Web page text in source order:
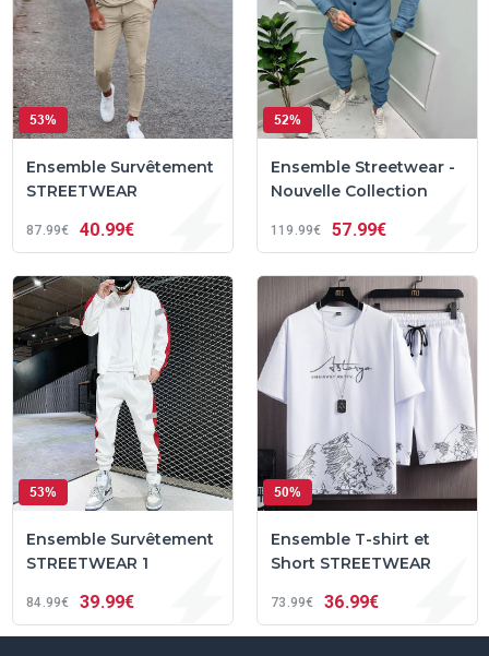
53%
Ensemble Survêtement
STREETWEAR
87 99€ 40 99€
52%
Ensemble Streetwear -
Nouvelle Collection
119 99€ 57 99€
53%
Ensemble Survêtement
STREETWEAR 1
84 99€ 39 99€
50%
Ensemble T-shirt et
Short STREETWEAR
73 99€ 36 99€